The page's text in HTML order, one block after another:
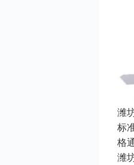
潍
标
格
潍